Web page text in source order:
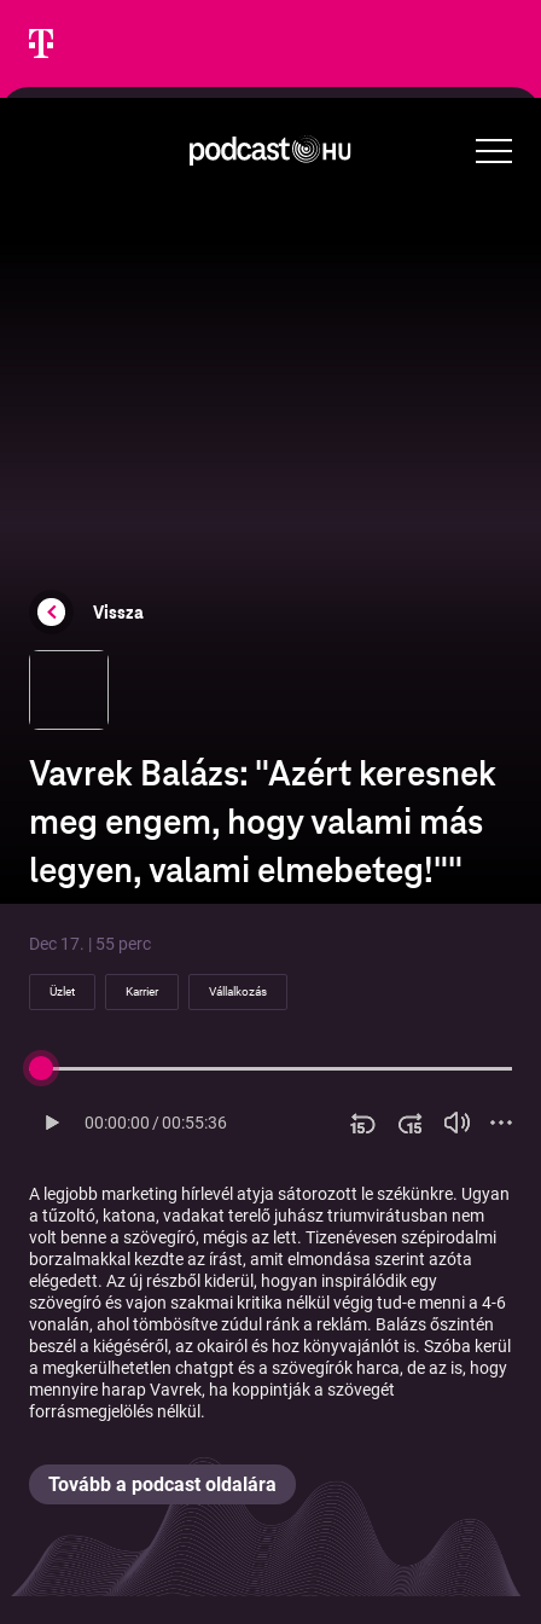
Vissza
Vavrek Balázs: "Azért keresnek
meg engem, hogy valami más
legyen, valami elmebeteg!""
Dec 17. | 55 perc
Üzlet Karrier Vállalkozás
00:00:00/00:55:36
A legjobb marketing hírlevél atyja sátorozott le székünkre. Ugyan
a tűzoltó, katona, vadakat terelő juhász triumvirátusban nem
volt benne a szövegíró, mégis az lett. Tizenévesen szépirodalmi
borzalmakkal kezdte az írást, amit elmondása szerint azóta
elégedett. Az új részből kiderül, hogyan inspirálódik egy
szövegíró és vajon szakmai kritika nélkül végig tud-e menni a 4-6
vonalán, ahol tömbösítve zúdul ránk a reklám. Balázs őszintén
beszél a kiégéséről, az okairól és hoz könyvajánlót is. Szóba kerül
a megkerülhetetlen chatgpt és a szövegírók harca, de az is, hogy
mennyire harap Vavrek, ha koppintják a szövegét
forrásmegjelölés nélkül.
Tovább a podcast oldalára